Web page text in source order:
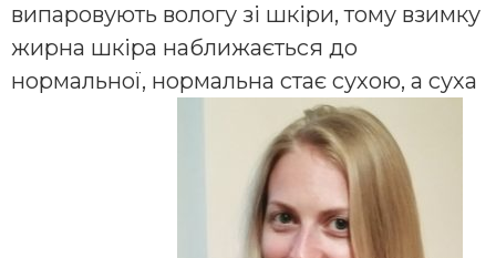
випаровують вологу зі шкіри, тому взимку
жирна шкіра наближається до
нормальної, нормальна стає сухою, а суха